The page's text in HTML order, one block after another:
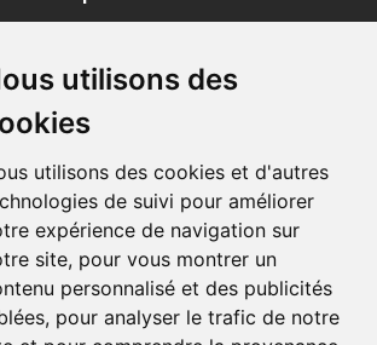
utilisons des
utilisons des cookies et d'autres
de suivi pour améliorer
expérience de navigation sur
site, pour vous montrer un
personnalisé et des publicités
pour analyser le trafic de notre
: une faillite collective